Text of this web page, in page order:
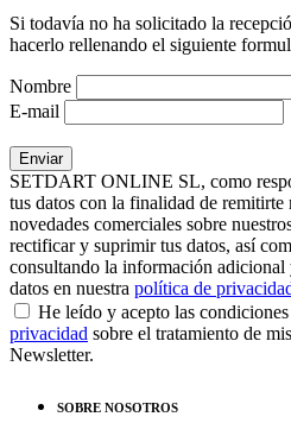
Si todavía no ha solicitado la
hacerlo rellenando el siguiente
Nombre
E-mail
SETDART ONLINE SL, como
tus datos con la finalidad de remitirte
novedades comerciales sobre
rectificar y suprimir tus datos, así
consultando la información adicional
datos en nuestra política de
He leído y acepto las
privacidad sobre el tratamiento de
Newsletter.
SOBRE NOSOTROS